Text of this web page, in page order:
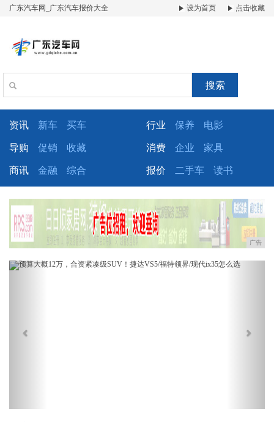
广东汽车网_广东汽车报价大全 设为首页 点击收藏
搜索
资讯 新车 买车 行业 保养 电影
导购 促销 收藏 消费 企业 家具
商讯 金融 综合 报价 二手车 读书
广告
Previous